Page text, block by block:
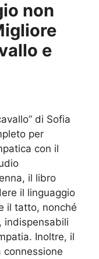
non
e
di Sofia
per
con il
il libro
il linguaggio
il tatto, nonché
indispensabili
Inoltre, il
connessione